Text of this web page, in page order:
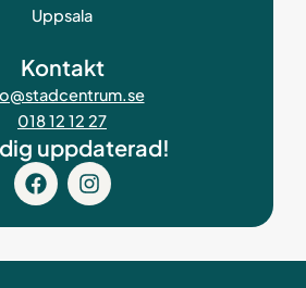
Uppsala
Kontakt
018 12 12 27
uppdaterad!
F
a
b
I
n
a